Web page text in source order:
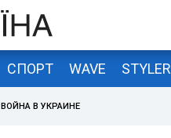
СПОРТ WAVE STYLER
ВОЙНА В УКРАИНЕ